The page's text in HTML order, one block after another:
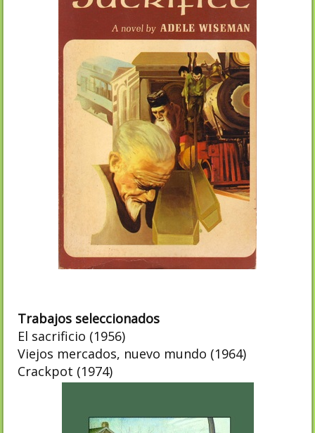
Trabajos seleccionados
El sacrificio (1956)
Viejos mercados, nuevo mundo (1964)
Crackpot (1974)